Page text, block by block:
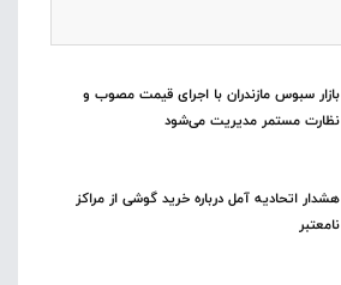
بازار سبوس مازندران با اجرای قیمت مصوب و
نظارت مستمر مدیریت می‌شود
هشدار اتحادیه آمل درباره خرید گوشی از مراکز
نامعتبر